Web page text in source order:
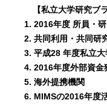
【私立大学研究ブ
1. 2016年度 所員・
2. 共同利用・共同研
3. 平成28 年度私立
4. 2016年度外部資金
5. 海外提携機関
6. MIMSの2016年度